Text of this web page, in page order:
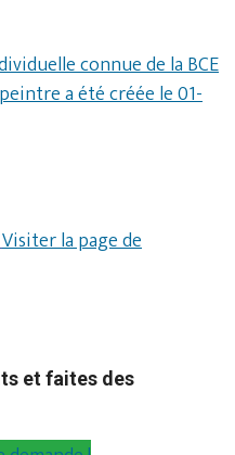
connue de la BCE
a été créée le 01-
Visiter la page de
et faites des